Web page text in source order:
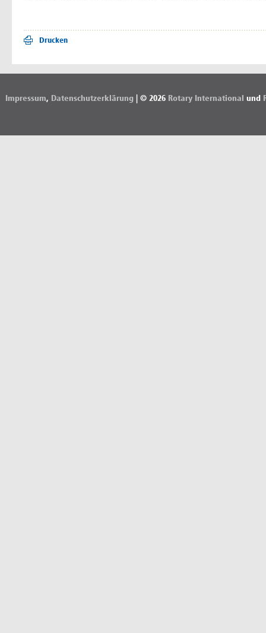
Drucken
Impressum, Datenschutzerklärung | © 2026 Rotary International und